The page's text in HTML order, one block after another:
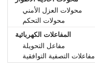
محولات العزل الأمني
محولات التحكم
المفاعلات الكهربائية
مفاعل التحويلة
مفاعلات التصفية التوافقية